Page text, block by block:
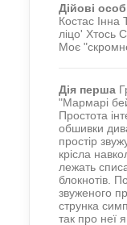
Дійові
Костас Інна
ліцо' Хтось
Моє
Дія перша
"Мармарі
Простота
обшивки
простір
крісла
лежать
блокнотів.
звуженого
струнка
так про неї